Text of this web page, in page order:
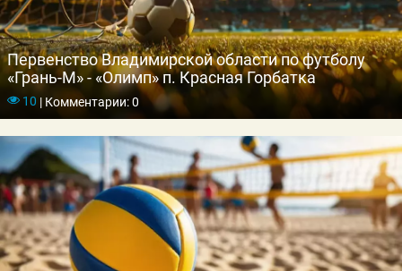
Первенство Владимирской области по футболу
«Грань-М» - «Олимп» п. Красная Горбатка
10 |Комментарии: 0